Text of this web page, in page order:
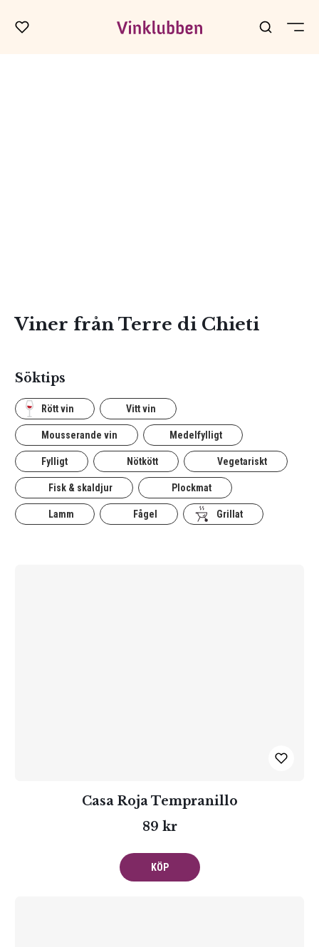
Viner från Terre di Chieti
Söktips
Rött vin Vitt vin
Mousserande vin Medelfylligt
Fylligt Nötkött Vegetariskt
Fisk & skaldjur Plockmat
Lamm Fågel Grillat
Casa Roja Tempranillo
89 kr
KÖP